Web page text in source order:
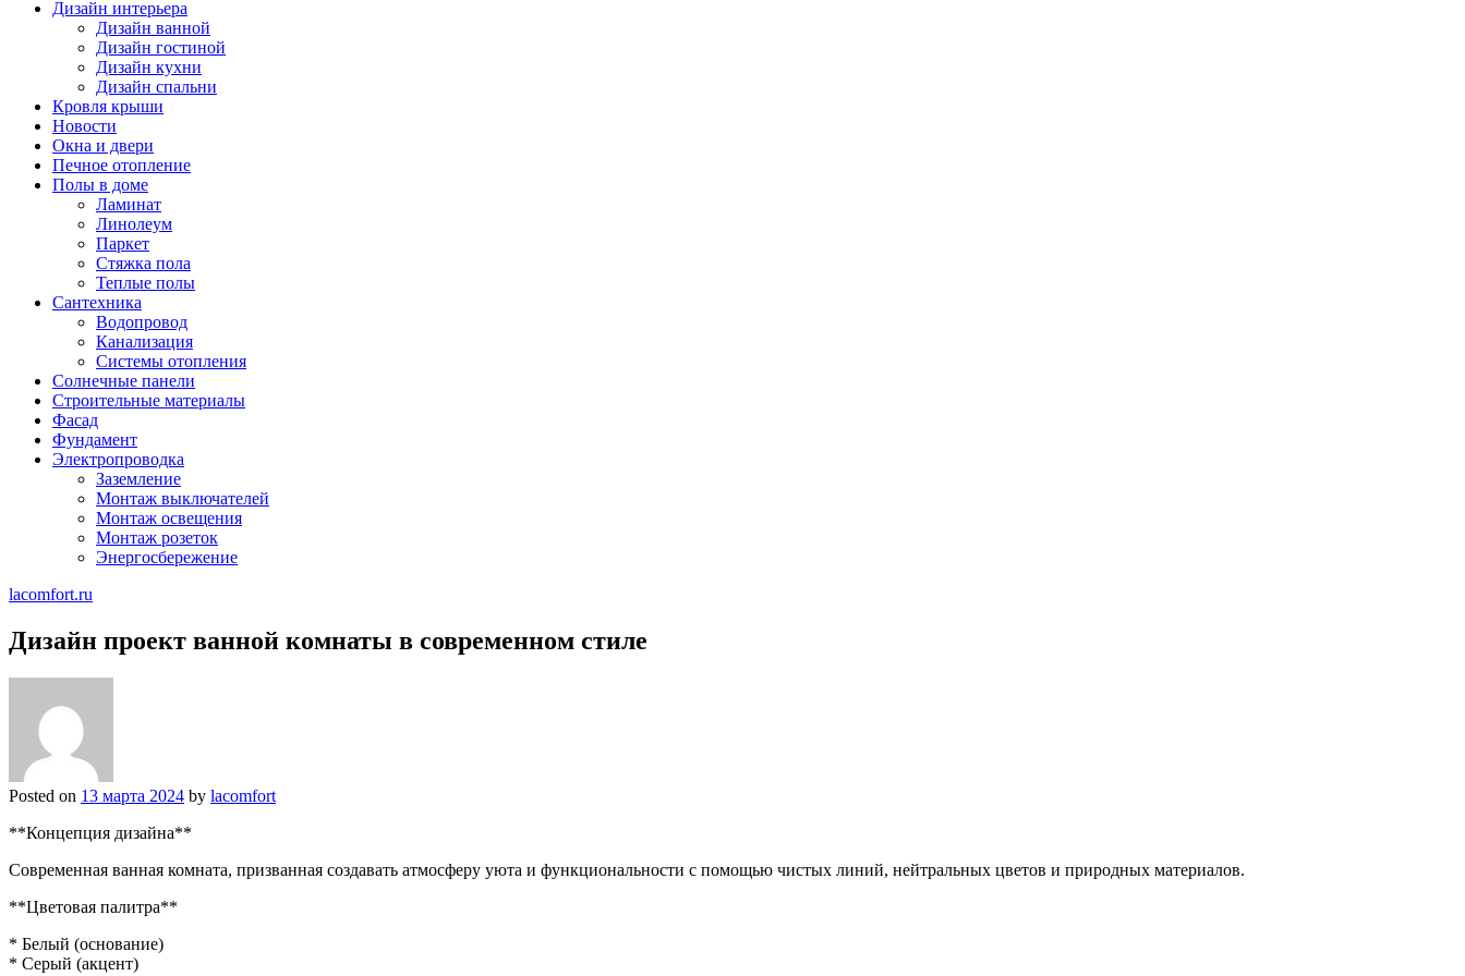
Дизайн интерьера
Дизайн ванной
Дизайн гостиной
Дизайн кухни
Дизайн спальни
Кровля крыши
Новости
Окна и двери
Печное отопление
Полы в доме
Ламинат
Линолеум
Паркет
Стяжка пола
Теплые полы
Сантехника
Водопровод
Канализация
Системы отопления
Солнечные панели
Строительные материалы
Фасад
Фундамент
Электропроводка
Заземление
Монтаж выключателей
Монтаж освещения
Монтаж розеток
Энергосбережение
lacomfort.ru
Дизайн проект ванной комнаты в современном стиле
Posted on 13 марта 2024 by lacomfort
**Концепция дизайна**
Современная ванная комната, призванная создавать атмосферу уюта и функциональности с помощью чистых линий, нейтральных цветов и природных материалов.
**Цветовая палитра**
* Белый (основание)
* Серый (акцент)